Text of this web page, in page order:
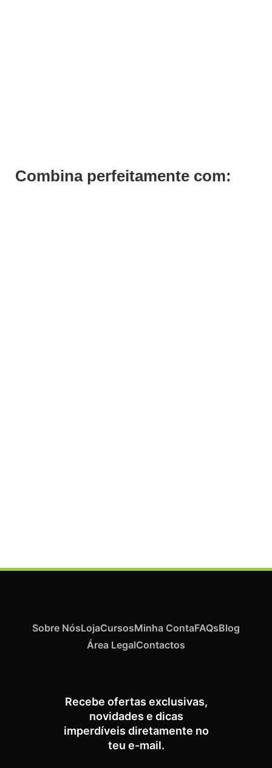
Combina perfeitamente com:
Recebe ofertas exclusivas,
novidades e dicas
imperdíveis diretamente no
teu e-mail.
Sobre NósLojaCursosMinha ContaFAQsBlog
Área LegalContactos